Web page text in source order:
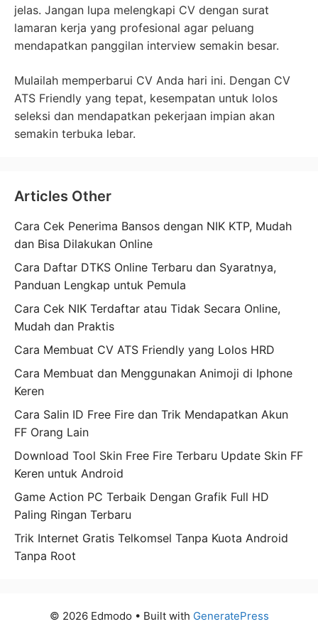
jelas. Jangan lupa melengkapi CV dengan surat
lamaran kerja yang profesional agar peluang
mendapatkan panggilan interview semakin besar.
Mulailah memperbarui CV Anda hari ini. Dengan CV
ATS Friendly yang tepat, kesempatan untuk lolos
seleksi dan mendapatkan pekerjaan impian akan
semakin terbuka lebar.
Articles Other
Cara Cek Penerima Bansos dengan NIK KTP, Mudah
dan Bisa Dilakukan Online
Cara Daftar DTKS Online Terbaru dan Syaratnya,
Panduan Lengkap untuk Pemula
Cara Cek NIK Terdaftar atau Tidak Secara Online,
Mudah dan Praktis
Cara Membuat CV ATS Friendly yang Lolos HRD
Cara Membuat dan Menggunakan Animoji di Iphone
Keren
Cara Salin ID Free Fire dan Trik Mendapatkan Akun
FF Orang Lain
Download Tool Skin Free Fire Terbaru Update Skin FF
Keren untuk Android
Game Action PC Terbaik Dengan Grafik Full HD
Paling Ringan Terbaru
Trik Internet Gratis Telkomsel Tanpa Kuota Android
Tanpa Root
© 2026 Edmodo • Built with GeneratePress